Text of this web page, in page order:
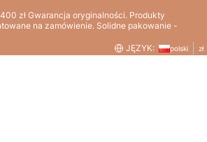
zł Gwarancja oryginalności. Produkty
na zamówienie. Solidne pakowanie -
JĘZYK:
polski zł